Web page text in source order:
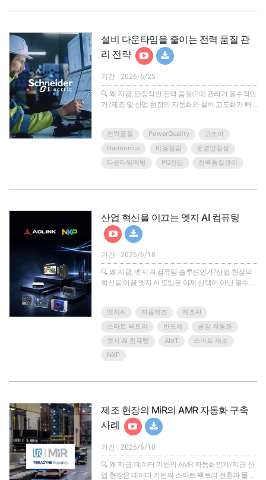
설비 다운타임을 줄이는 전력 품질 관
리 전략
기간 : 2026/6/25
🔍 왜 지금, 안정적인 전력 품질(PQ) 관리가 필수적인
가?제조 및 산업 현장의 자동화와 설비 고도화가 빠
품질은 단순한 전기 관리 수준을 넘어 비용 절감, 생
산성 향상, 설비 수명 연장 등 비즈니스 전반의 경쟁
력을 좌우하는 핵심 요소가 되었습니다.반면, 변압기
및 케이블 과열, 고조파로 인한 설비 손상, 회로 차단
운타임과 막대한 생산 손실을 유발합니다. 실제로 현
전력품질 PowerQuality
고조파
Harmonics
비용절감
운영안정성
다운타임예방
PQ진단 전력품질관리
산업 혁신을 이끄는 엣지 AI 컴퓨팅
기간 : 2026/6/18
🔍 왜 지금, 엣지 AI 컴퓨팅 솔루션인가?산업 현장의
혁신을 이끌 엣지 AI 도입은 이제 선택이 아닌 필수가
성을 동시에 갖춘 솔루션을 찾기란 결코 쉽지 않습니
다.에이디링크(ADLINK)와 NXP는 이러한 현장의 고
민을 해결하기 위해 결합했습니다. NXP의 독보적인
프로세서 기술력과 에이디링크의 오랜 엣지 컴퓨팅
연구개발 경험이 만나 완성된, 가장 유연하고 강력한
엣지AI 자율제조
제조AI
스마트 팩토리
반도체
공장 자동화
엣지 AI 컴퓨팅
AIoT
스마트 제조
NXP
제조 현장의 MiR의 AMR 자동화 구축
사례
기간 : 2026/6/10
🔍 왜 지금, 데이터 기반의 AMR 자동화인가?지금 산
업 현장은 데이터 기반의 스마트 팩토리 전환과 물류